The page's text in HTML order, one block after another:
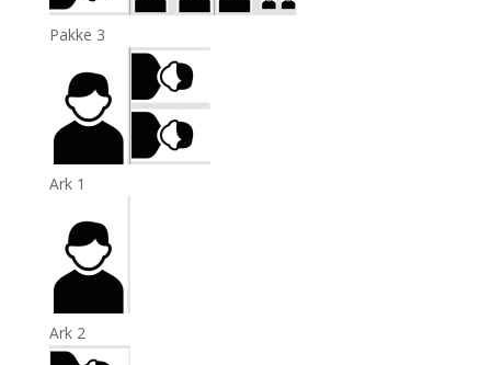
Pakke 3
Ark 1
Ark 2